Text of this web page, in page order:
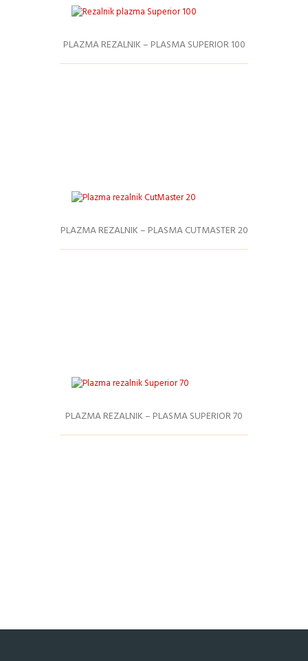
Podrobnosti
PLAZMA REZALNIK – PLASMA SUPERIOR 100
Podrobnosti
PLAZMA REZALNIK – PLASMA CUTMASTER 20
Podrobnosti
PLAZMA REZALNIK – PLASMA SUPERIOR 70